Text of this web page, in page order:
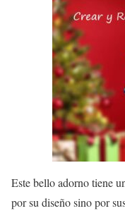
Este bello adorno tiene
por su diseño sino por